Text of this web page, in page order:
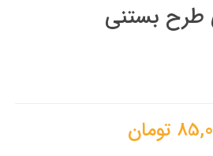
طرح بستنی
تومان